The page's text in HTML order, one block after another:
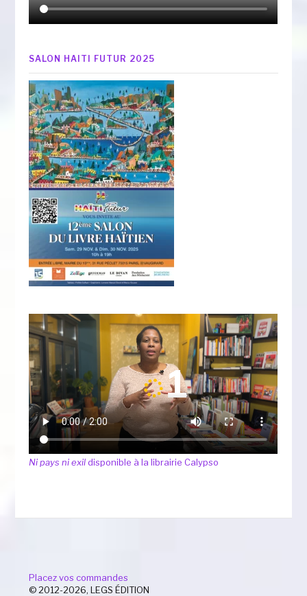
SALON HAITI FUTUR 2025
Ni pays ni exildisponible à la librairie Calypso
Placez vos commandes
© 2012-2026, LEGS ÉDITION